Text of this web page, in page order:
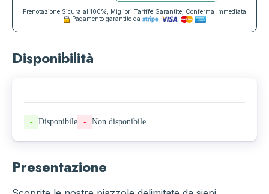
Prenotazione Sicura al 100%, Migliori Tariffe Garantite, Conferma Immediata
Pagamento garantito da
Disponibilità
- Disponibile - Non disponibile
Presentazione